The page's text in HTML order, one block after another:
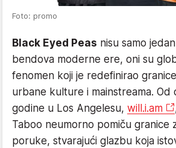
Foto: promo
Black Eyed Peas nisu samo
bendova moderne ere, oni su
fenomen koji je redefinirao
urbane kulture i mainstreama. Od
godine u Los Angelesu, will.i.am
Taboo neumorno pomiču granice
poruke, stvarajući glazbu koja